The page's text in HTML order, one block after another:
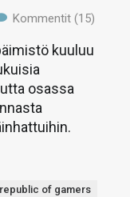
Kommentit (15)
kuuluu
osassa
republic of gamers